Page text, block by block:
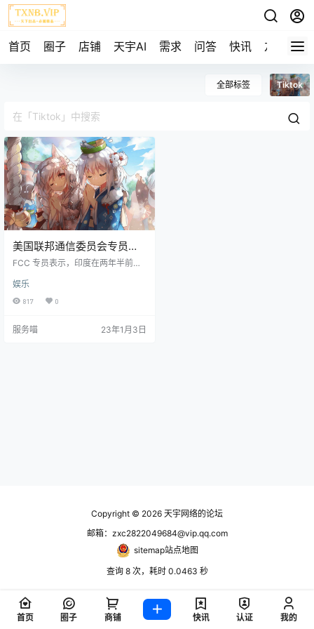
首页 圈子 店铺 天宇AI 需求 问答 快讯 友链
全部标签 Tiktok
美国联邦通信委员会专员表
示，预计 TikTok 在美国面临
FCC 专员表示，印度在两年半前禁
例” ，他预计中国巨头字节跳动应用
程序在美国也将面临类似的命运。
TikTok“作为一种复杂的监控工具运
娱乐
817 0
服务喵 23年1月3日
Copyright © 2026 天宇网络的论坛
邮箱：zxc2822049684@vip.qq.com
sitemap站点地图
查询 8 次，耗时 0.0463 秒
首页 圈子 商铺 快讯 认证 我的